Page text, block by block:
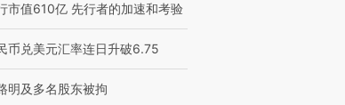
市值610亿 先行者的加速和考验
币兑美元汇率连日升破6.75
明及多名股东被拘